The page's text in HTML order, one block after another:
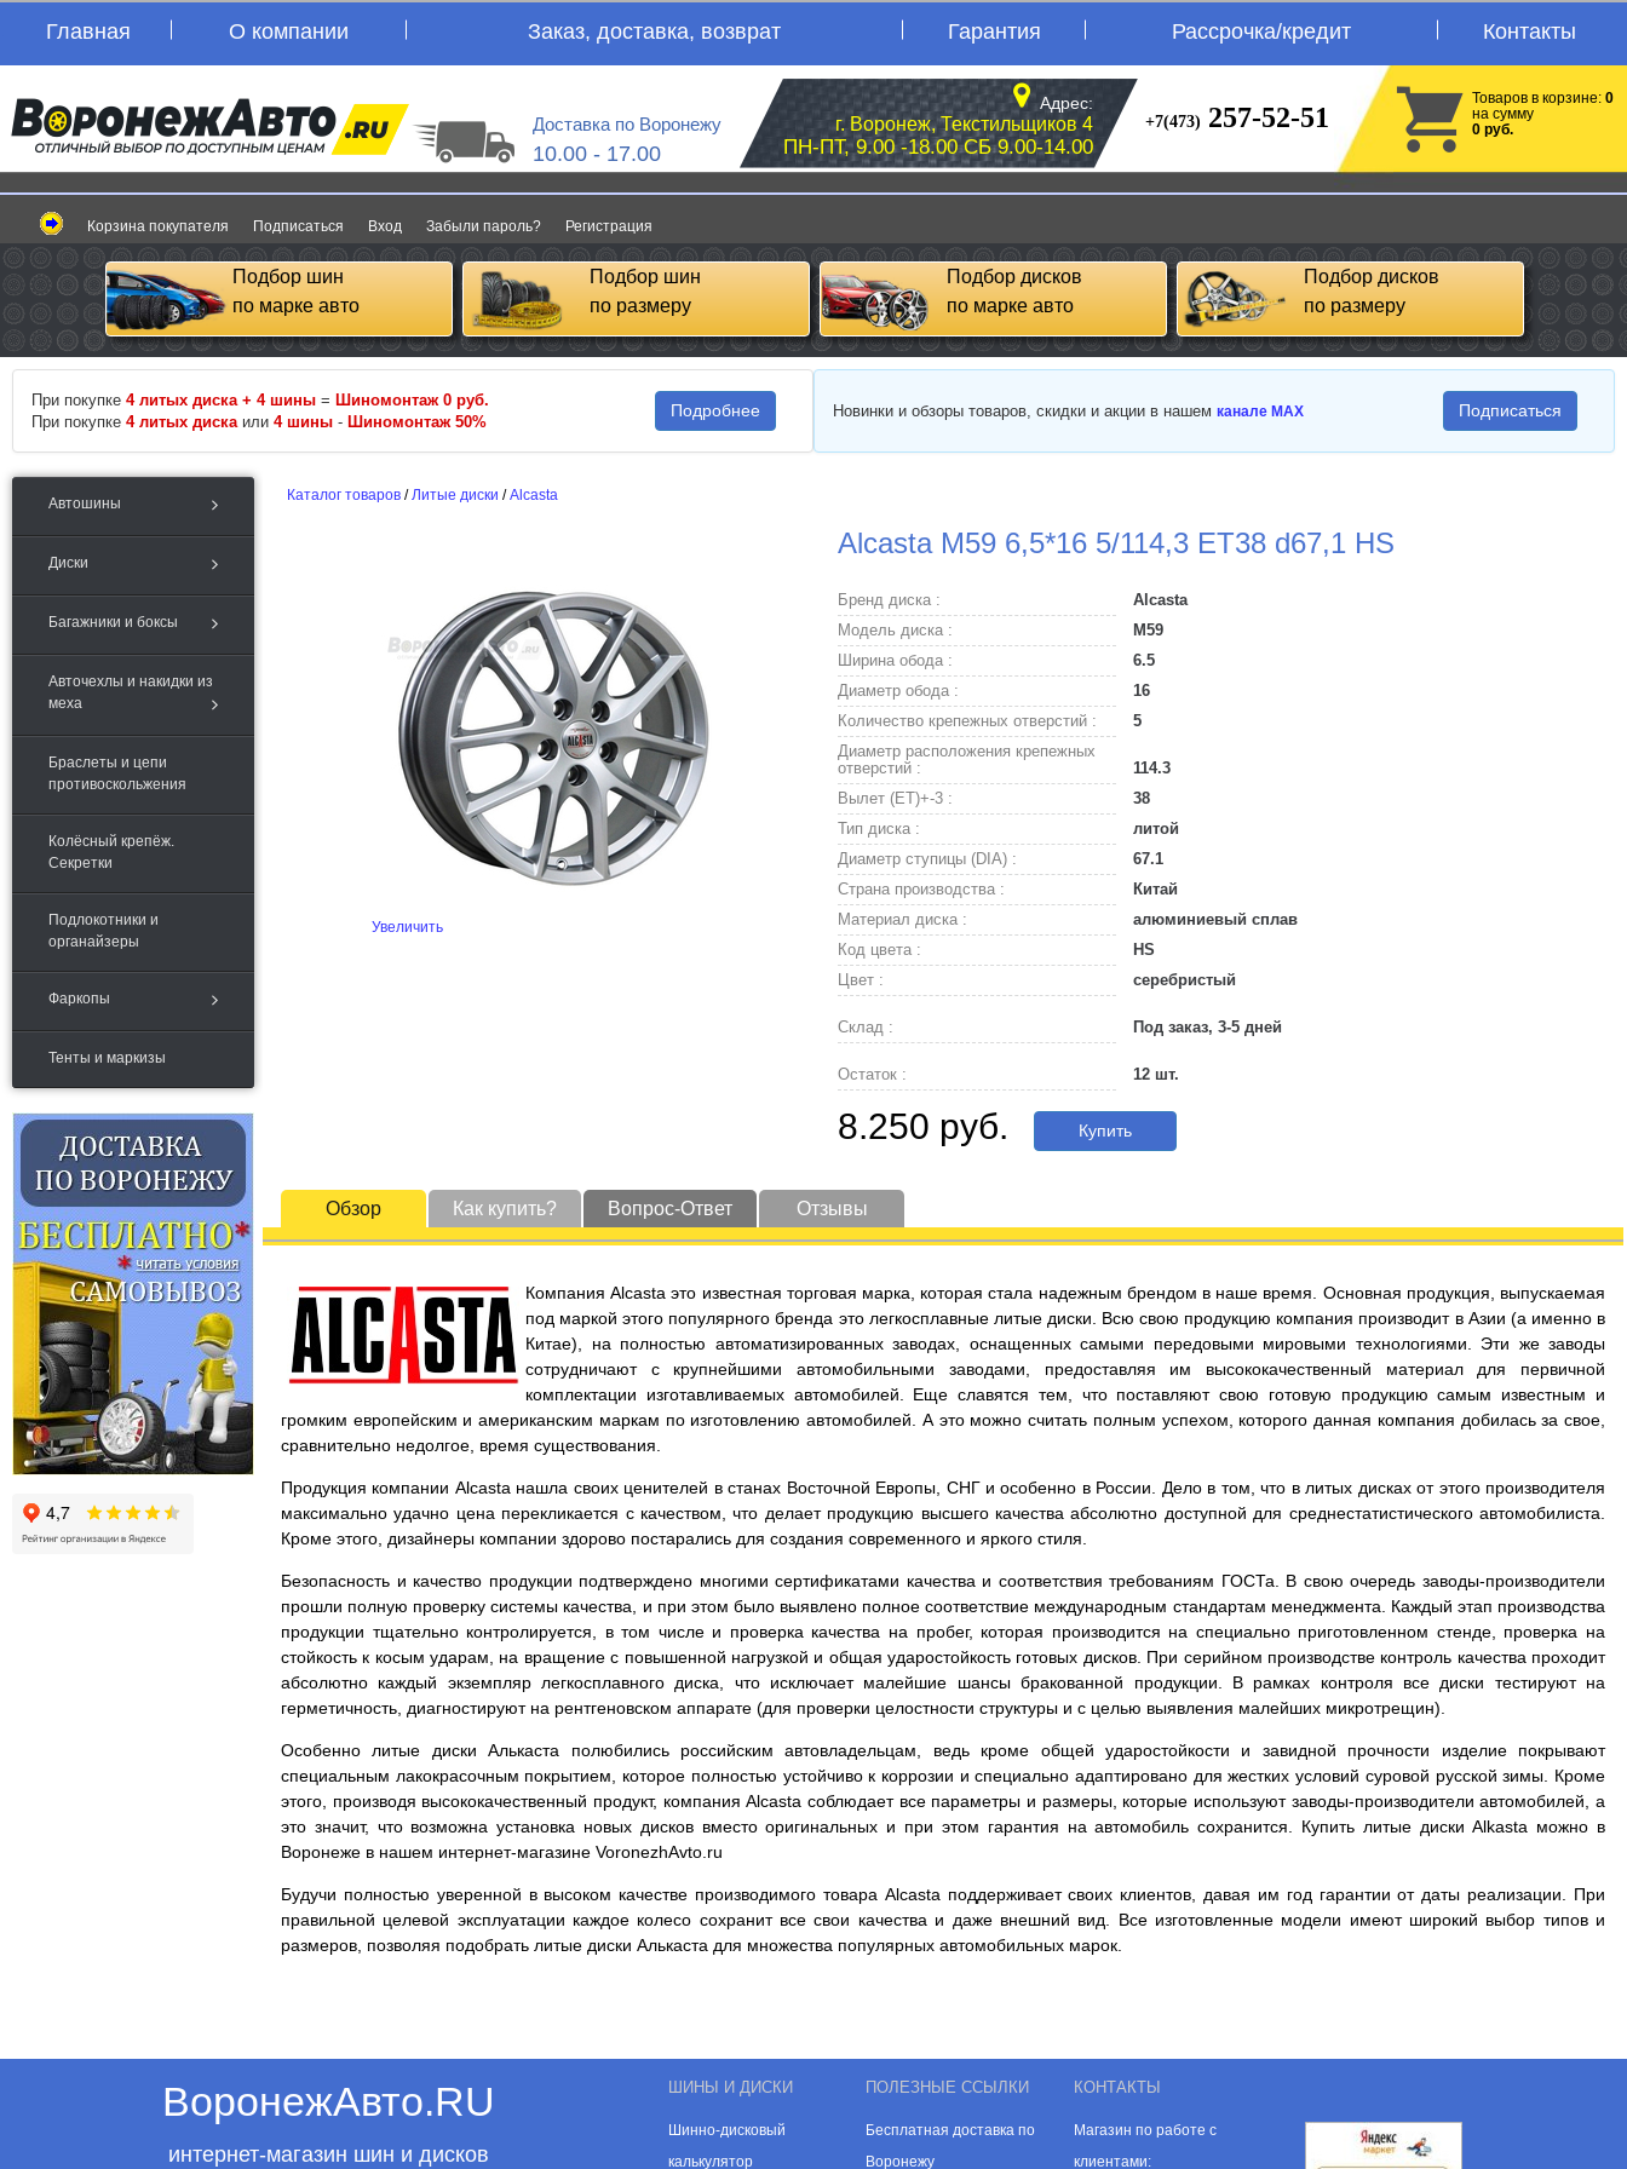
Главная О компании Заказ, доставка, возврат Гарантия Рассрочка/кредит Контакты
Доставка по Воронежу
10.00 - 17.00
Адрес:
г. Воронеж, Текстильщиков 4
ПН-ПТ, 9.00 -18.00 СБ 9.00-14.00
+7(473) 257-52-51
Товаров в корзине: 0
на сумму
0 руб.
Корзина покупателя Подписаться Вход Забыли пароль? Регистрация
Подбор шин
по марке авто
Подбор шин
по размеру
Подбор дисков
по марке авто
Подбор дисков
по размеру
При покупке 4 литых диска + 4 шины = Шиномонтаж 0 руб.
При покупке 4 литых диска или 4 шины - Шиномонтаж 50%
Подробнее Новинки и обзоры товаров, скидки и акции в нашем канале MAX Подписаться
Автошины
Диски
Багажники и боксы
Авточехлы и накидки из
меха
Браслеты и цепи
противоскольжения
Колёсный крепёж.
Секретки
Подлокотники и
органайзеры
Фаркопы
Тенты и маркизы
Каталог товаров /Литые диски /Alcasta
Alcasta M59 6,5*16 5/114,3 ET38 d67,1 HS
Увеличить
Бренд диска :
Alcasta
Модель диска :
M59
Ширина обода :
6.5
Диаметр обода :
16
Количество крепежных отверстий :
5
Диаметр расположения крепежных
отверстий :
114.3
Вылет (ET)+-3 :
38
Тип диска :
литой
Диаметр ступицы (DIA) :
67.1
Страна производства :
Китай
Материал диска :
алюминиевый сплав
Код цвета :
HS
Цвет :
серебристый
Склад : Под заказ, 3-5 дней
Остаток : 12 шт.
8.250 руб. Купить
Обзор Как купить? Вопрос-Ответ Отзывы
Компания Alcasta это известная торговая марка, которая стала надежным брендом в наше время. Основная продукция, выпускаемая
под маркой этого популярного бренда это легкосплавные литые диски. Всю свою продукцию компания производит в Азии (а именно в
Китае), на полностью автоматизированных заводах, оснащенных самыми передовыми мировыми технологиями. Эти же заводы
сотрудничают с крупнейшими автомобильными заводами, предоставляя им высококачественный материал для первичной
комплектации изготавливаемых автомобилей. Еще славятся тем, что поставляют свою готовую продукцию самым известным и
громким европейским и американским маркам по изготовлению автомобилей. А это можно считать полным успехом, которого данная компания добилась за свое,
сравнительно недолгое, время существования.
Продукция компании Alcasta нашла своих ценителей в станах Восточной Европы, СНГ и особенно в России. Дело в том, что в литых дисках от этого производителя
максимально удачно цена перекликается с качеством, что делает продукцию высшего качества абсолютно доступной для среднестатистического автомобилиста.
Кроме этого, дизайнеры компании здорово постарались для создания современного и яркого стиля.
Безопасность и качество продукции подтверждено многими сертификатами качества и соответствия требованиям ГОСТа. В свою очередь заводы-производители
прошли полную проверку системы качества, и при этом было выявлено полное соответствие международным стандартам менеджмента. Каждый этап производства
продукции тщательно контролируется, в том числе и проверка качества на пробег, которая производится на специально приготовленном стенде, проверка на
стойкость к косым ударам, на вращение с повышенной нагрузкой и общая ударостойкость готовых дисков. При серийном производстве контроль качества проходит
абсолютно каждый экземпляр легкосплавного диска, что исключает малейшие шансы бракованной продукции. В рамках контроля все диски тестируют на
герметичность, диагностируют на рентгеновском аппарате (для проверки целостности структуры и с целью выявления малейших микротрещин).
Особенно литые диски Алькаста полюбились российским автовладельцам, ведь кроме общей ударостойкости и завидной прочности изделие покрывают
специальным лакокрасочным покрытием, которое полностью устойчиво к коррозии и специально адаптировано для жестких условий суровой русской зимы. Кроме
этого, производя высококачественный продукт, компания Alcasta соблюдает все параметры и размеры, которые используют заводы-производители автомобилей, а
это значит, что возможна установка новых дисков вместо оригинальных и при этом гарантия на автомобиль сохранится. Купить литые диски Alkasta можно в
Воронеже в нашем интернет-магазине VoronezhAvto.ru
Будучи полностью уверенной в высоком качестве производимого товара Alcasta поддерживает своих клиентов, давая им год гарантии от даты реализации. При
правильной целевой эксплуатации каждое колесо сохранит все свои качества и даже внешний вид. Все изготовленные модели имеют широкий выбор типов и
размеров, позволяя подобрать литые диски Алькаста для множества популярных автомобильных марок.
ВоронежАвто.RU
интернет-магазин шин и дисков
ШИНЫ И ДИСКИ
Шинно-дисковый
калькулятор
ПОЛЕЗНЫЕ ССЫЛКИ
Бесплатная доставка по
Воронежу
КОНТАКТЫ
Магазин по работе с
клиентами: